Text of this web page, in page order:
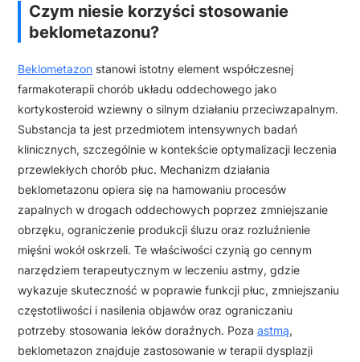
Czym niesie korzyści stosowanie
beklometazonu?
Beklometazon stanowi istotny element współczesnej
farmakoterapii chorób układu oddechowego jako
kortykosteroid wziewny o silnym działaniu przeciwzapalnym.
Substancja ta jest przedmiotem intensywnych badań
klinicznych, szczególnie w kontekście optymalizacji leczenia
przewlekłych chorób płuc. Mechanizm działania
beklometazonu opiera się na hamowaniu procesów
zapalnych w drogach oddechowych poprzez zmniejszanie
obrzęku, ograniczenie produkcji śluzu oraz rozluźnienie
mięśni wokół oskrzeli. Te właściwości czynią go cennym
narzędziem terapeutycznym w leczeniu astmy, gdzie
wykazuje skuteczność w poprawie funkcji płuc, zmniejszaniu
częstotliwości i nasilenia objawów oraz ograniczaniu
potrzeby stosowania leków doraźnych. Poza astmą,
beklometazon znajduje zastosowanie w terapii dysplazji